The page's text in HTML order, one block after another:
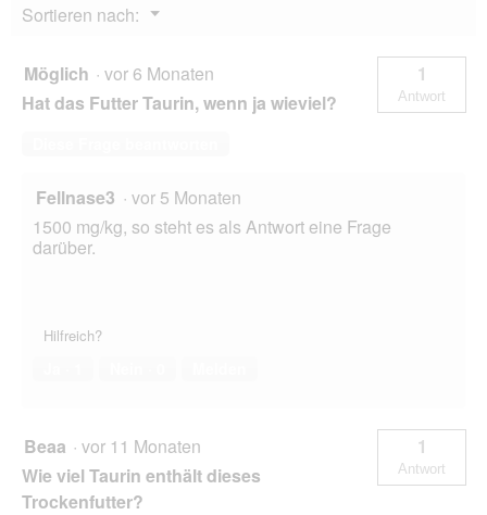
Sortieren nach:
▼
Menü
Möglich · vor 6 Monaten
Hat das Futter Taurin, wenn ja wieviel?
1
Antwort
Fellnase3 · vor 5 Monaten
1500 mg/kg, so steht es als Antwort eine Frage
darüber.
Hilfreich?
Beaa · vor 11 Monaten
Wie viel Taurin enthält dieses
Trockenfutter?
1
Antwort